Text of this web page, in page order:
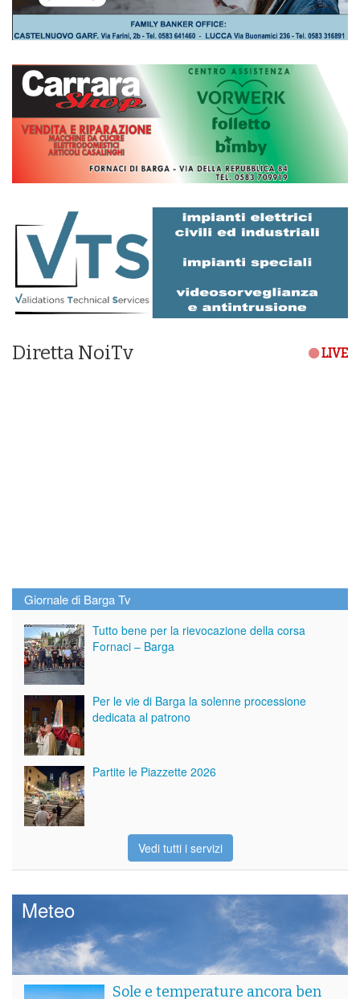
Diretta NoiTv LIVE
Giornale di Barga Tv
Tutto bene per la rievocazione della corsa
Fornaci – Barga
Per le vie di Barga la solenne processione
dedicata al patrono
Partite le Piazzette 2026
Vedi tutti i servizi
Meteo
Sole e temperature ancora ben